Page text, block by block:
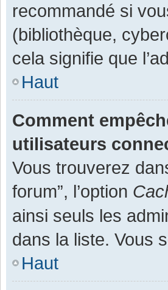
recommandé si
(bibliothèque,
cela signifie que
Haut
Comment
utilisateurs
Vous trouverez
forum”, l’option
ainsi seuls les
dans la liste. Vous
Haut